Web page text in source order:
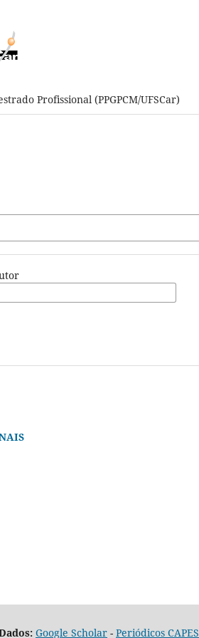
Profissional (PPGPCM/UFSCar)
Google Scholar - Periódicos CAPES